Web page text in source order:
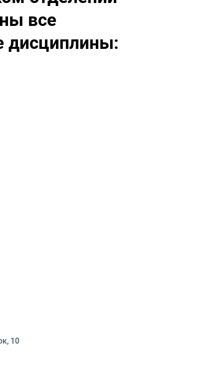
все
дисци­плины:
10